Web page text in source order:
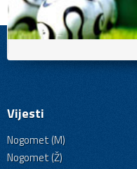
Vijesti
Nogomet (M)
Nogomet (Ž)